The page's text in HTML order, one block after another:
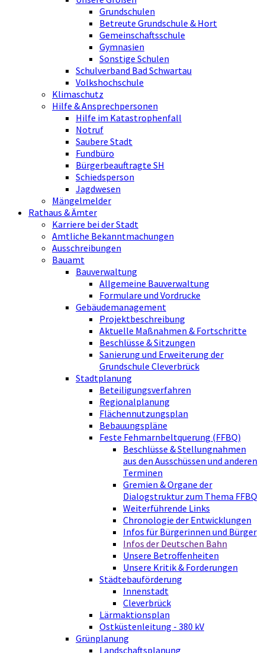
Grundschulen
Betreute Grundschule & Hort
Gemeinschaftsschule
Gymnasien
Sonstige Schulen
Schulverband Bad Schwartau
Volkshochschule
Klimaschutz
Hilfe & Ansprechpersonen
Hilfe im Katastrophenfall
Notruf
Saubere Stadt
Fundbüro
Bürgerbeauftragte SH
Schiedsperson
Jagdwesen
Mängelmelder
Rathaus & Ämter
Karriere bei der Stadt
Amtliche Bekanntmachungen
Ausschreibungen
Bauamt
Bauverwaltung
Allgemeine Bauverwaltung
Formulare und Vordrucke
Gebäudemanagement
Projektbeschreibung
Aktuelle Maßnahmen & Fortschritte
Beschlüsse & Sitzungen
Sanierung und Erweiterung der
Grundschule Cleverbrück
Stadtplanung
Beteiligungsverfahren
Regionalplanung
Flächennutzungsplan
Bebauungspläne
Feste Fehmarnbeltquerung (FFBQ)
Beschlüsse & Stellungnahmen
aus den Ausschüssen und anderen
Terminen
Gremien & Organe der
Dialogstruktur zum Thema FFBQ
Weiterführende Links
Chronologie der Entwicklungen
Infos für Bürgerinnen und Bürger
Infos der Deutschen Bahn
Unsere Betroffenheiten
Unsere Kritik & Forderungen
Städtebauförderung
Innenstadt
Cleverbrück
Lärmaktionsplan
Ostküstenleitung - 380 kV
Grünplanung
Landschaftsplanung